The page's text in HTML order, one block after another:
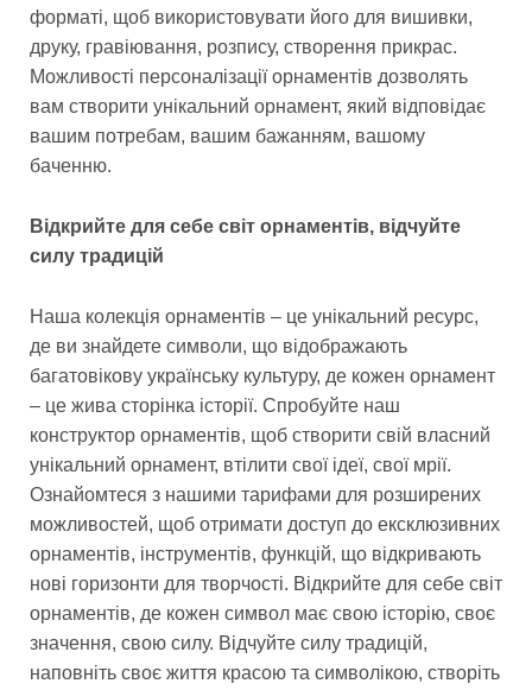
форматі, щоб використовувати його для вишивки,
друку, гравіювання, розпису, створення прикрас.
Можливості персоналізації орнаментів дозволять
вам створити унікальний орнамент, який відповідає
вашим потребам, вашим бажанням, вашому
баченню.
Відкрийте для себе світ орнаментів, відчуйте
силу традицій
Наша колекція орнаментів – це унікальний ресурс,
де ви знайдете символи, що відображають
багатовікову українську культуру, де кожен орнамент
– це жива сторінка історії. Спробуйте наш
конструктор орнаментів, щоб створити свій власний
унікальний орнамент, втілити свої ідеї, свої мрії.
Ознайомтеся з нашими тарифами для розширених
можливостей, щоб отримати доступ до ексклюзивних
орнаментів, інструментів, функцій, що відкривають
нові горизонти для творчості. Відкрийте для себе світ
орнаментів, де кожен символ має свою історію, своє
значення, свою силу. Відчуйте силу традицій,
наповніть своє життя красою та символікою, створіть